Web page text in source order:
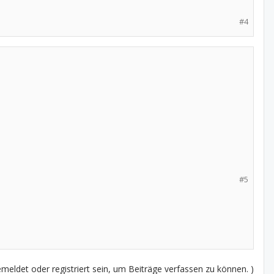
#4
#5
oder registriert sein, um Beiträge verfassen zu können. )